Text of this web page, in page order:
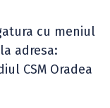
cu meniul
adresa:
CSM Oradea